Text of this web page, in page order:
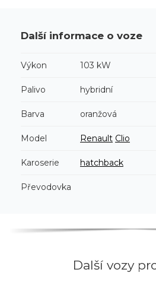
Další informace o voze
Výkon 103 kW
Palivo hybridní
Barva oranžová
Model Renault Clio
Karoserie hatchback
Převodovka
Další vozy